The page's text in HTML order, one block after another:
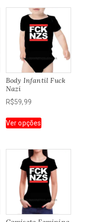
Body Infantil Fuck
Nazi
R$59,99
Ver opçõesproduto
várias
variantes.
As
opções
podem
ser
escolhidas